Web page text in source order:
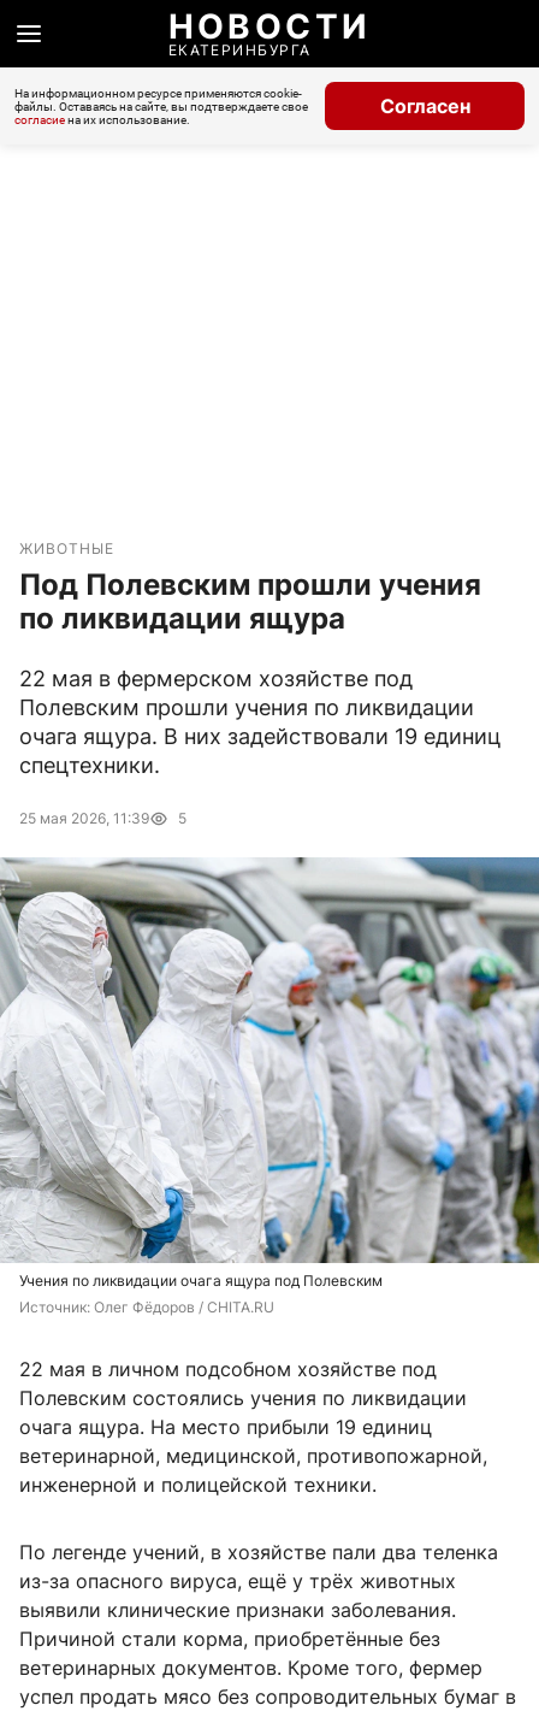
НОВОСТИ
ЕКАТЕРИНБУРГА
На информационном ресурсе применяются cookie-
файлы. Оставаясь на сайте, вы подтверждаете свое
согласиена их использование.
Согласен
ЖИВОТНЫЕ
Под Полевским прошли учения
по ликвидации ящура
22 мая в фермерском хозяйстве под
Полевским прошли учения по ликвидации
очага ящура. В них задействовали 19 единиц
спецтехники.
25 мая 2026, 11:39 5
Учения по ликвидации очага ящура под Полевским
Источник: Олег Фёдоров / CHITA.RU
22 мая в личном подсобном хозяйстве под
Полевским состоялись учения по ликвидации
очага ящура. На место прибыли 19 единиц
ветеринарной, медицинской, противопожарной,
инженерной и полицейской техники.
По легенде учений, в хозяйстве пали два теленка
из-за опасного вируса, ещё у трёх животных
выявили клинические признаки заболевания.
Причиной стали корма, приобретённые без
ветеринарных документов. Кроме того, фермер
успел продать мясо без сопроводительных бумаг в